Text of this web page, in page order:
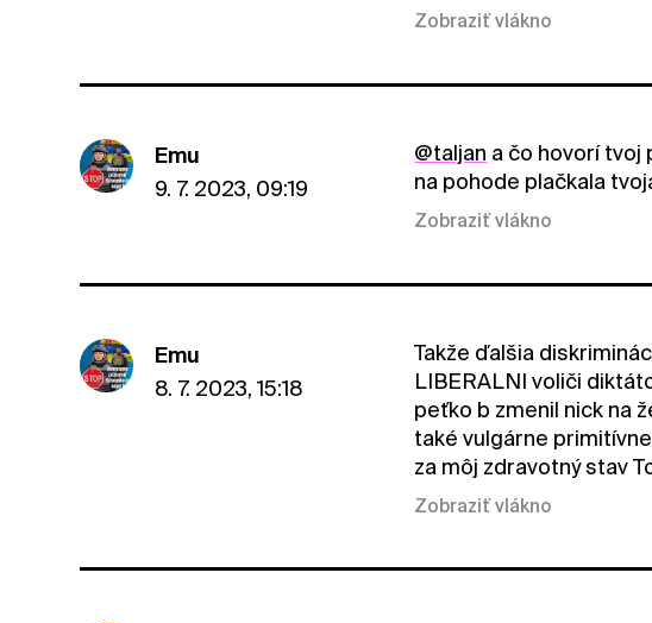
Zobraziť vlákno
Emu
9. 7. 2023, 09:19
@taljan a čo hovorí tvoj
na pohode plačkala
Zobraziť vlákno
Emu
8. 7. 2023, 15:18
Takže ďalšia
LIBERALNI voliči
peťko b zmenil nick na
také vulgárne
za môj zdravotný stav
Zobraziť vlákno